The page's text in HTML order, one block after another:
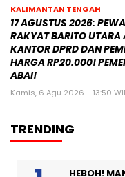
KALIMANTAN TENGAH
17 AGUSTUS 2026:
RAKYAT BARITO UTARA
KANTOR DPRD DAN
HARGA RP20.000!
ABAI!
Kamis, 6 Agu 2026 - 13:50
TRENDING
HEBOH!